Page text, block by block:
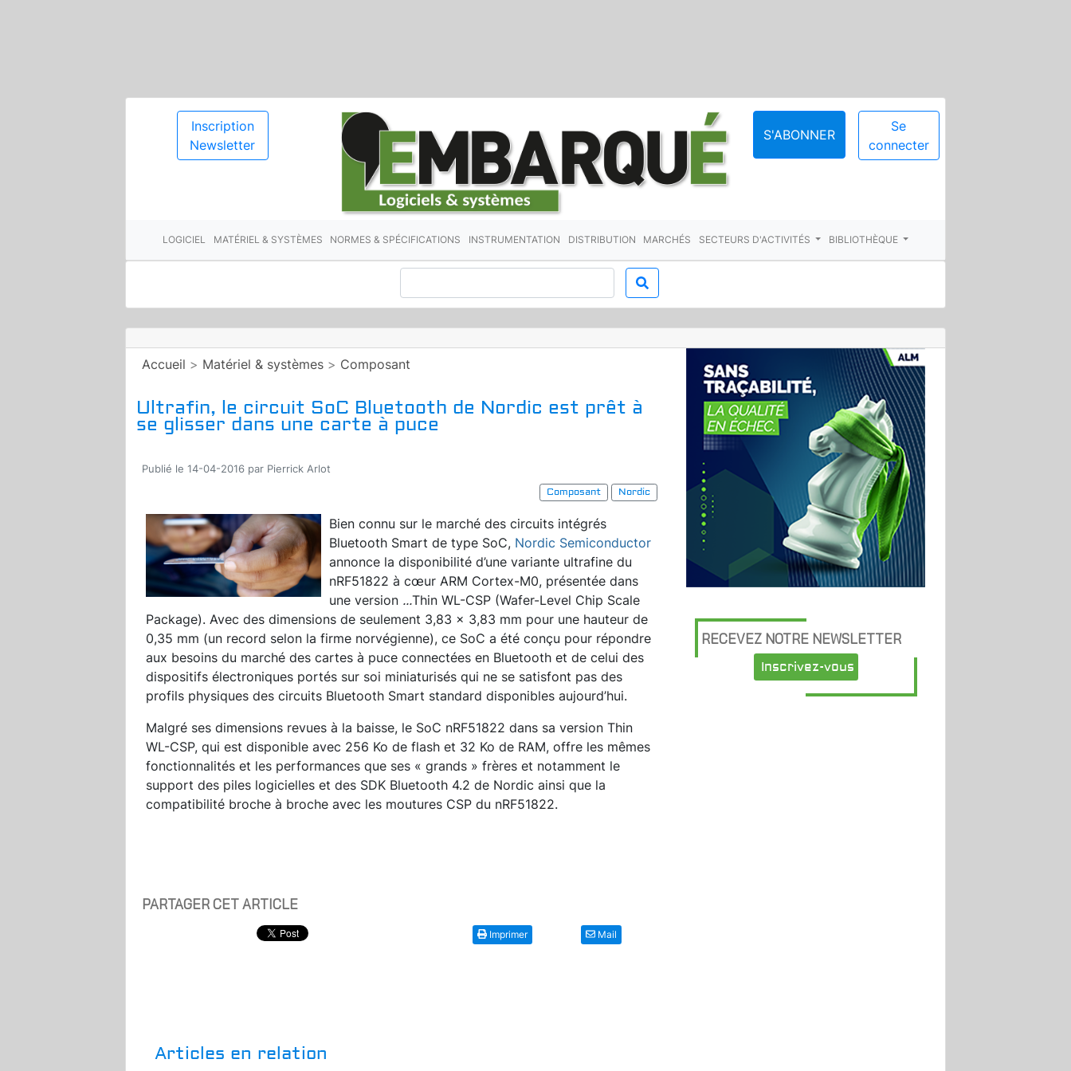
Inscription
Newsletter
S'ABONNER
Se
connecter
LOGICIEL MATÉRIEL & SYSTÈMES NORMES & SPÉCIFICATIONS INSTRUMENTATION DISTRIBUTION MARCHÉS SECTEURS D'ACTIVITÉS BIBLIOTHÈQUE
Accueil > Matériel & systèmes > Composant
Ultrafin, le circuit SoC Bluetooth de Nordic est prêt à
se glisser dans une carte à puce
Publié le 14-04-2016 par Pierrick Arlot
Composant
Nordic
Bien connu sur le marché des circuits intégrés
Bluetooth Smart de type SoC, Nordic Semiconductor
annonce la disponibilité d’une variante ultrafine du
nRF51822 à cœur ARM Cortex-M0, présentée dans
une version ...Thin WL-CSP (Wafer-Level Chip Scale
Package). Avec des dimensions de seulement 3,83 x 3,83 mm pour une hauteur de
0,35 mm (un record selon la firme norvégienne), ce SoC a été conçu pour répondre
aux besoins du marché des cartes à puce connectées en Bluetooth et de celui des
dispositifs électroniques portés sur soi miniaturisés qui ne se satisfont pas des
profils physiques des circuits Bluetooth Smart standard disponibles aujourd’hui.
Malgré ses dimensions revues à la baisse, le SoC nRF51822 dans sa version Thin
WL-CSP, qui est disponible avec 256 Ko de flash et 32 Ko de RAM, offre les mêmes
fonctionnalités et les performances que ses « grands » frères et notamment le
support des piles logicielles et des SDK Bluetooth 4.2 de Nordic ainsi que la
compatibilité broche à broche avec les moutures CSP du nRF51822.
PARTAGER CET ARTICLE
Imprimer Mail
Articles en relation
RECEVEZ NOTRE NEWSLETTER
Inscrivez-vous